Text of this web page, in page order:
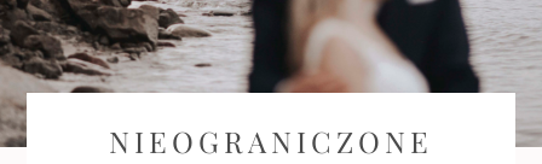
NIEOGRANICZONE